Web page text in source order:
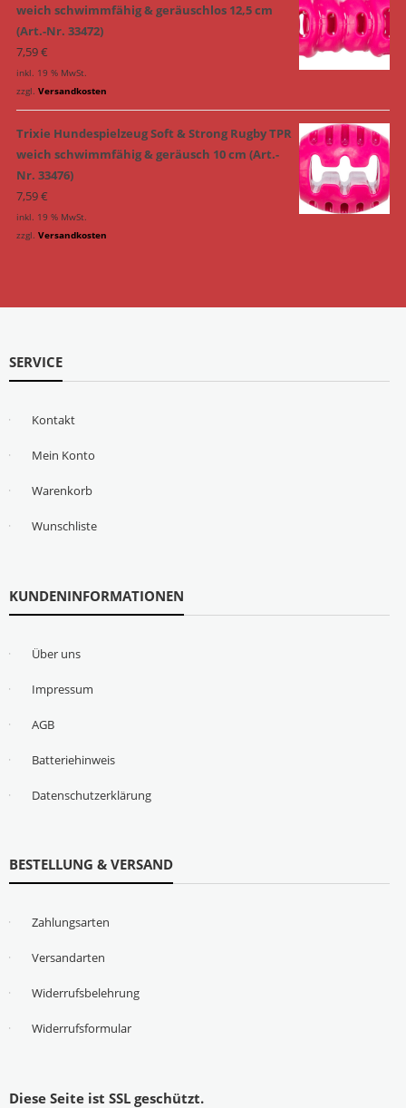
weich schwimmfähig & geräuschlos 12,5 cm
(Art.-Nr. 33472)
7,59€
inkl. 19 % MwSt.
zzgl. Versandkosten
Trixie Hundespielzeug Soft & Strong Rugby TPR
weich schwimmfähig & geräusch 10 cm (Art.-
Nr. 33476)
7,59€
inkl. 19 % MwSt.
zzgl. Versandkosten
SERVICE
Kontakt
Mein Konto
Warenkorb
Wunschliste
KUNDENINFORMATIONEN
Über uns
Impressum
AGB
Batteriehinweis
Datenschutzerklärung
BESTELLUNG & VERSAND
Zahlungsarten
Versandarten
Widerrufsbelehrung
Widerrufsformular
Diese Seite ist SSL geschützt.